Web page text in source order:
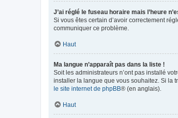
J’ai réglé le fuseau horaire mais l’heure
Si vous êtes certain d’avoir correctement
communiquer ce problème.
Haut
Ma langue n’apparaît pas dans la liste !
Soit les administrateurs n’ont pas installé
installer la langue que vous souhaitez. Si la
le site internet de phpBB® (en anglais).
Haut